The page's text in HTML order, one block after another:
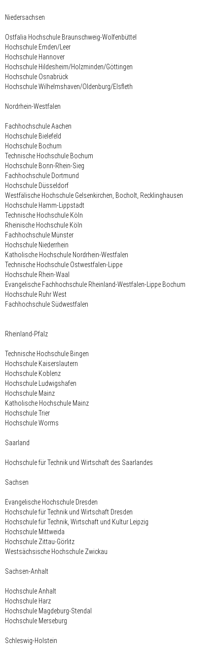
Niedersachsen
Ostfalia Hochschule Braunschweig-Wolfenbüttel
Hochschule Emden/Leer
Hochschule Hannover
Hochschule Hildesheim/Holzminden/Göttingen
Hochschule Osnabrück
Hochschule Wilhelmshaven/Oldenburg/Elsfleth
Nordrhein-Westfalen
Fachhochschule Aachen
Hochschule Bielefeld
Hochschule Bochum
Technische Hochschule Bochum
Hochschule Bonn-Rhein-Sieg
Fachhochschule Dortmund
Hochschule Düsseldorf
Westfälische Hochschule Gelsenkirchen, Bocholt, Recklinghausen
Hochschule Hamm-Lippstadt
Technische Hochschule Köln
Rheinische Hochschule Köln
Fachhochschule Münster
Hochschule Niederrhein
Katholische Hochschule Nordrhein-Westfalen
Technische Hochschule Ostwestfalen-Lippe
Hochschule Rhein-Waal
Evangelische Fachhochschule Rheinland-Westfalen-Lippe Bochum
Hochschule Ruhr West
Fachhochschule Südwestfalen
Rheinland-Pfalz
Technische Hochschule Bingen
Hochschule Kaiserslautern
Hochschule Koblenz
Hochschule Ludwigshafen
Hochschule Mainz
Katholische Hochschule Mainz
Hochschule Trier
Hochschule Worms
Saarland
Hochschule für Technik und Wirtschaft des Saarlandes
Sachsen
Evangelische Hochschule Dresden
Hochschule für Technik und Wirtschaft Dresden
Hochschule für Technik, Wirtschaft und Kultur Leipzig
Hochschule Mittweida
Hochschule Zittau-Görlitz
Westsächsische Hochschule Zwickau
Sachsen-Anhalt
Hochschule Anhalt
Hochschule Harz
Hochschule Magdeburg-Stendal
Hochschule Merseburg
Schleswig-Holstein